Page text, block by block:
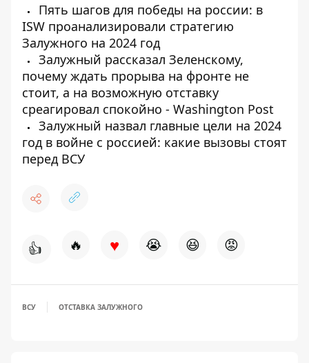
Пять шагов для победы на россии: в
ISW проанализировали стратегию
Залужного на 2024 год
Залужный рассказал Зеленскому,
почему ждать прорыва на фронте не
стоит, а на возможную отставку
среагировал спокойно - Washington Post
Залужный назвал главные цели на 2024
год в войне с россией: какие вызовы стоят
перед ВСУ
👍 🔥 ♥ 😭 😆 😡
ВСУ ОТСТАВКА ЗАЛУЖНОГО